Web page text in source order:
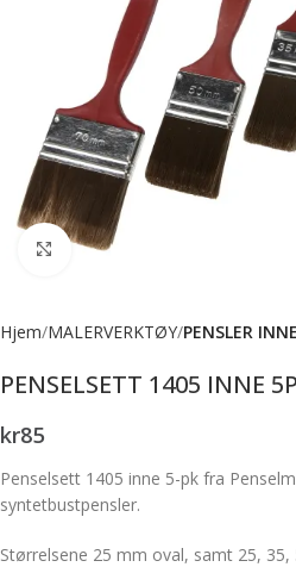
Forstørr bilde
Hjem MALERVERKTØY PENSLER INNE
PENSELSETT 1405 INNE
kr85
Penselsett 1405 inne 5-pk fra
syntetbustpensler.
Størrelsene 25 mm oval, samt 25,